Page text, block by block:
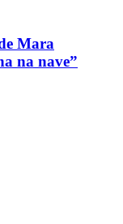
Mara
na nave”